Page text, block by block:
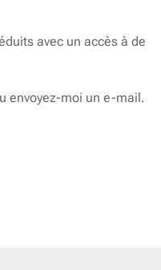
avec un accès à de
envoyez-moi un e-mail.